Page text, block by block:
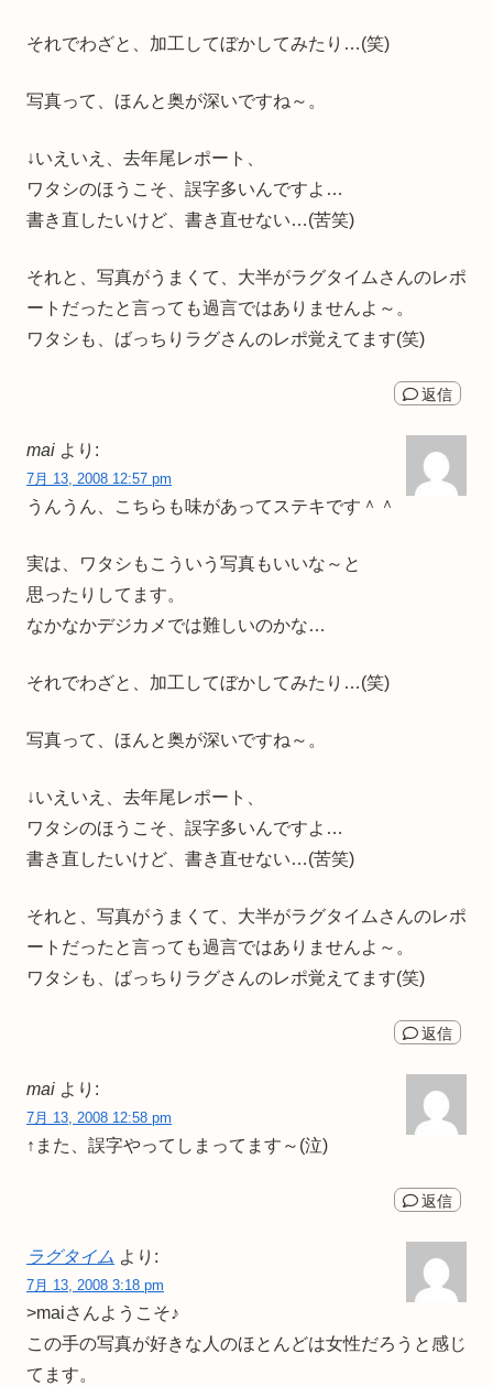
それでわざと、加工してぼかしてみたり…(笑)
写真って、ほんと奥が深いですね～。
↓いえいえ、去年尾レポート、
ワタシのほうこそ、誤字多いんですよ…
書き直したいけど、書き直せない…(苦笑)
それと、写真がうまくて、大半がラグタイムさんのレポ
ートだったと言っても過言ではありませんよ～。
ワタシも、ばっちりラグさんのレポ覚えてます(笑)
返信
mai より:
7月 13, 2008 12:57 pm
うんうん、こちらも味があってステキです＾＾
実は、ワタシもこういう写真もいいな～と
思ったりしてます。
なかなかデジカメでは難しいのかな…
それでわざと、加工してぼかしてみたり…(笑)
写真って、ほんと奥が深いですね～。
↓いえいえ、去年尾レポート、
ワタシのほうこそ、誤字多いんですよ…
書き直したいけど、書き直せない…(苦笑)
それと、写真がうまくて、大半がラグタイムさんのレポ
ートだったと言っても過言ではありませんよ～。
ワタシも、ばっちりラグさんのレポ覚えてます(笑)
返信
mai より:
7月 13, 2008 12:58 pm
↑また、誤字やってしまってます～(泣)
返信
ラグタイム より:
7月 13, 2008 3:18 pm
>maiさんようこそ♪
この手の写真が好きな人のほとんどは女性だろうと感じ
てます。